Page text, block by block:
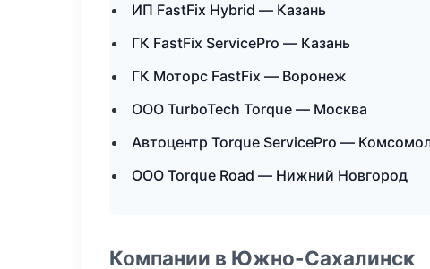
ИП FastFix Hybrid — Казань
ГК FastFix ServicePro — Казань
ГК Моторс FastFix — Воронеж
ООО TurboTech Torque — Москва
Автоцентр Torque ServicePro —
ООО Torque Road — Нижний Новгород
Компании в Южно-Сахалинск